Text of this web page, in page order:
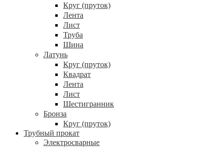
Круг (пруток)
Лента
Лист
Труба
Шина
Латунь
Круг (пруток)
Квадрат
Лента
Лист
Шестигранник
Бронза
Круг (пруток)
Трубный прокат
Электросварные